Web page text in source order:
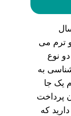
ترم می
نوع
به
یک جا
پرداخت
که